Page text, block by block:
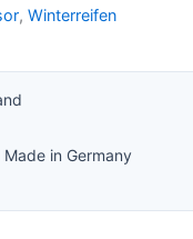
,Winterreifen
in Germany